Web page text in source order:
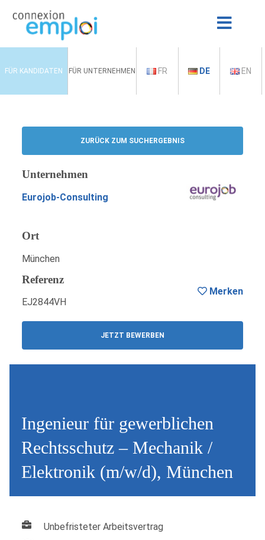
FÜR KANDIDATEN FÜR UNTERNEHMEN FR DE EN
ZURÜCK ZUM SUCHERGEBNIS
Unternehmen
Eurojob-Consulting
Ort
München
Referenz
EJ2844VH
JETZT BEWERBEN
Merken
Ingenieur für gewerblichen
Rechtsschutz – Mechanik /
Elektronik (m/w/d), München
Unbefristeter Arbeitsvertrag